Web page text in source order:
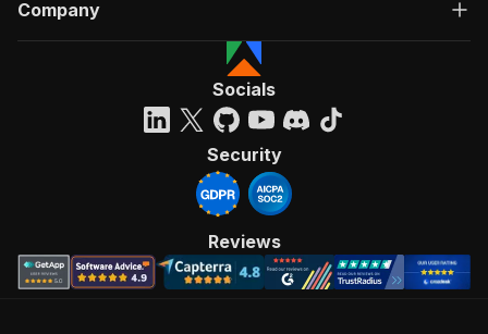
Company
Socials
Security
Reviews